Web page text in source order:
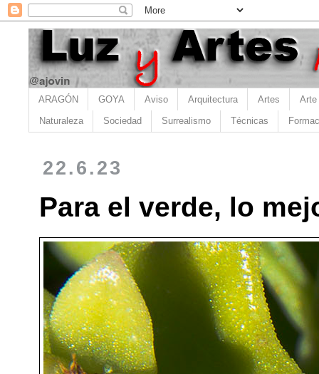
ARAGÓN GOYA Aviso Arquitectura Artes Arte
Naturaleza Sociedad Surrealismo Técnicas
22.6.23
Para el verde, lo